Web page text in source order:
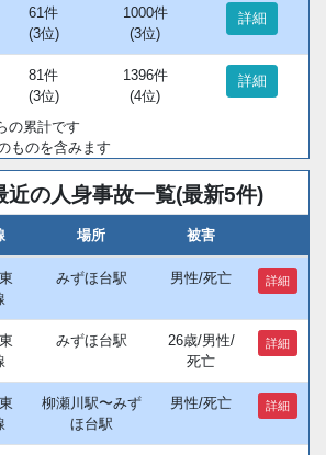
61件
(3位)
1000件
(3位)
詳細
81件
(3位)
1396件
(4位)
詳細
の累計です
ものを含みます
近の人身事故一覧(最新5件)
場所 被害
みずほ台駅 男性/死亡 詳細
みずほ台駅
26歳/男性/
死亡
詳細
柳瀬川駅〜みず
ほ台駅
男性/死亡 詳細